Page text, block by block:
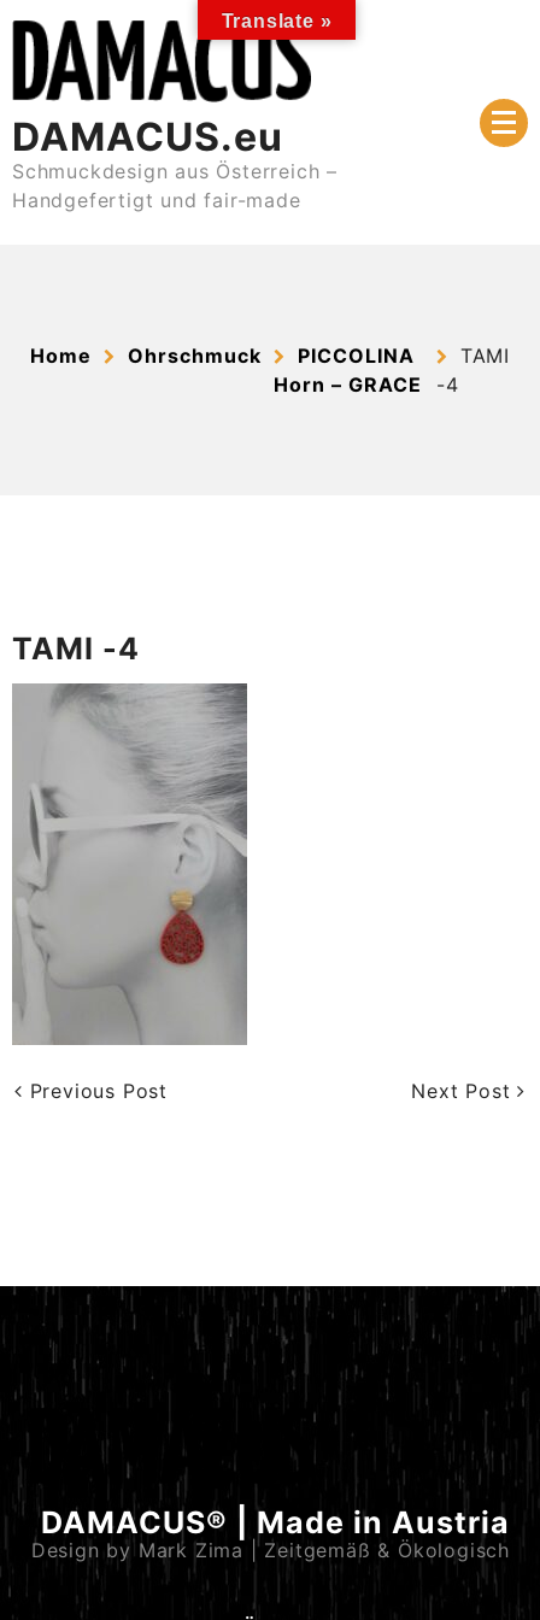
content
DAMACUS.eu
Schmuckdesign aus Österreich –
Handgefertigt und fair-made
Home Ohrschmuck
PICCOLINA
Horn – GRACE
TAMI
-4
TAMI -4
Previous Post Next Post
DAMACUS® | Made in Austria
Design by Mark Zima | Zeitgemäß & Ökologisch
Translate »